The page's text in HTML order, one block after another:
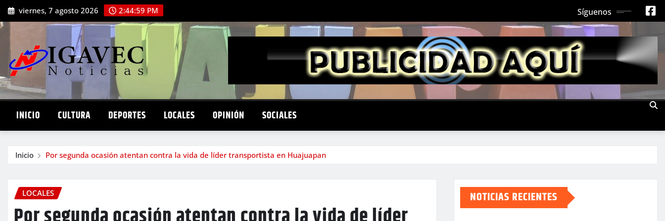
Saltar
al
contenido
viernes, 7 agosto 2026 2:45:00 PM Síguenos
INICIO CULTURA DEPORTES LOCALES OPINIÓN SOCIALES
Inicio Por segunda ocasión atentan contra la vida de líder transportista en Huajuapan
LOCALES NOTICIAS RECIENTES